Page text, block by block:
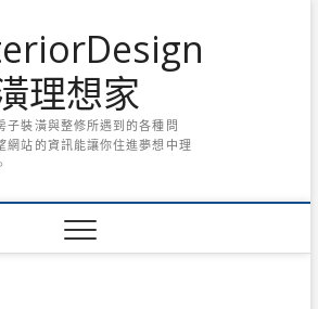
理想家
子裝潢與整修所遇到的各種問
網站的資訊能讓你住進夢想中理